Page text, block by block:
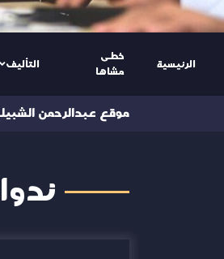
الرئيسية
خطى
مشاها
التأليف
موقع عبدالرحمن